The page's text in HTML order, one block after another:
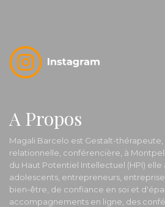
A Propos
Magali Barcelo est Gestalt-
relationnelle, conférencière, à
du Haut Potentiel Intellectuel (HPI)
adolescents, entrepreneurs,
bien-être, de confiance en soi et
accompagnements en ligne, des